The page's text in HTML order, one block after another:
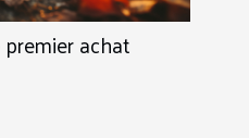
achat